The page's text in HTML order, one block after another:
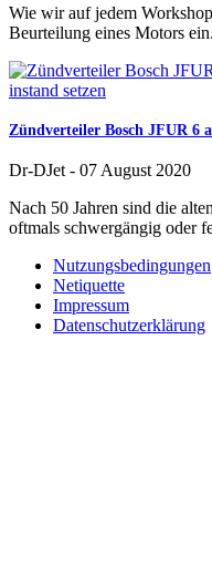
Wie wir auf jedem
Beurteilung eines Motors
Zündverteiler Bosch JFUR 6
Dr-DJet - 07 August 2020
Nach 50 Jahren sind die
oftmals schwergängig oder
Nutzungsbedingungen
Netiquette
Impressum
Datenschutzerklärung